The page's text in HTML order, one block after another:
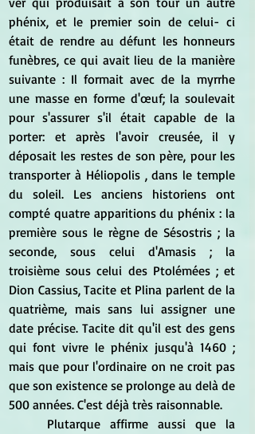
phénix, et le premier soin de celui- ci
était de rendre au défunt les honneurs
funèbres, ce qui avait lieu de la manière
suivante : Il formait avec de la myrrhe
une masse en forme d'œuf; la soulevait
pour s'assurer s'il était capable de la
porter: et après l'avoir creusée, il y
déposait les restes de son père, pour les
transporter à Héliopolis , dans le temple
du soleil. Les anciens historiens ont
compté quatre apparitions du phénix : la
première sous le règne de Sésostris ; la
seconde, sous celui d'Amasis ; la
troisième sous celui des Ptolémées ; et
Dion Cassius, Tacite et Plina parlent de la
quatrième, mais sans lui assigner une
date précise. Tacite dit qu'il est des gens
qui font vivre le phénix jusqu'à 1460 ;
mais que pour l'ordinaire on ne croit pas
que son existence se prolonge au delà de
500 années. C'est déjà très raisonnable.